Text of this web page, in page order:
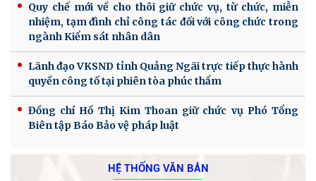
Quy chế mới về cho thôi giữ chức vụ, từ chức, miễn
nhiệm, tạm đình chỉ công tác đối với công chức trong
ngành Kiểm sát nhân dân
Lãnh đạo VKSND tỉnh Quảng Ngãi trực tiếp thực hành
quyền công tố tại phiên tòa phúc thẩm
Đồng chí Hồ Thị Kim Thoan giữ chức vụ Phó Tổng
Biên tập Báo Bảo vệ pháp luật
HỆ THỐNG VĂN BẢN